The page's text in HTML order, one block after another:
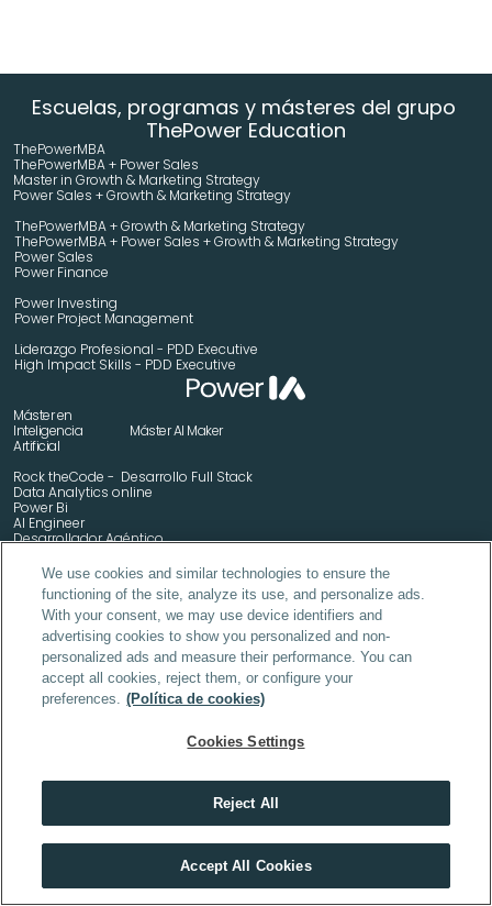
Escuelas, programas y másteres del grupo
ThePower Education
ThePowerMBA
ThePowerMBA + Power Sales
Master in Growth & Marketing Strategy
Power Sales + Growth & Marketing Strategy
ThePowerMBA + Growth & Marketing Strategy
ThePowerMBA + Power Sales + Growth & Marketing Strategy
Power Sales
Power Finance
Power Investing
Power Project Management
Liderazgo Profesional - PDD Executive
High Impact Skills - PDD Executive
Máster en
Inteligencia
Artificial
Máster AI Maker
Rock theCode -  Desarrollo Full Stack
Data Analytics online
Power Bi
AI Engineer
Desarrollador Agéntico
Máster en Industria Farmacéutica
Máster en Cosmética y Dermofarmacia
Máster en MSL y Medical Advisor
Programa de Especialización en Industria Farmacéutica
Programa de Especialización en Cosmética y Dermofarmacia
MBA Pharma & Health
Formulación Cosmética Avanzada y Desarrollo de Producto
Digitalización, Robótica e IA en la Oficina de Farmacia
DAM (Desarrollo de Aplicaciones Multiplataforma) online
DAW (Desarrollo de Aplicaciones Web) online
HACER TEST
We use cookies and similar technologies to ensure the
functioning of the site, analyze its use, and personalize ads.
With your consent, we may use device identifiers and
advertising cookies to show you personalized and non-
personalized ads and measure their performance. You can
accept all cookies, reject them, or configure your
preferences. (Política de cookies)
Cookies Settings
Reject All
Accept All Cookies